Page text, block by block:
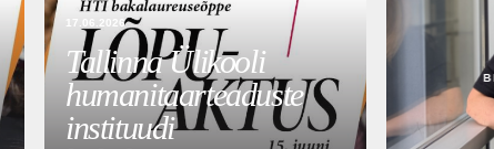
17.06.2026
Tallinna Ülikooli
humanitaarteaduste
instituudi